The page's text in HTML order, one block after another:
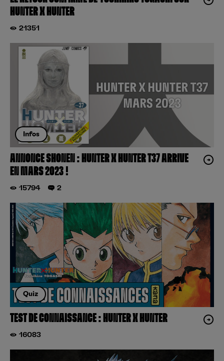
HUNTER X HUNTER
21351
Infos
ANNONCE SHONEN : HUNTER X HUNTER T37 ARRIVE
EN MARS 2023 !
15794 2
Quiz
TEST DE CONNAISSANCE : HUNTER X HUNTER
16083